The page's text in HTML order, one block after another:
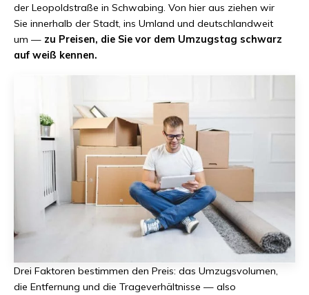
der Leopoldstraße in Schwabing. Von hier aus ziehen wir
Sie innerhalb der Stadt, ins Umland und deutschlandweit
um — zu Preisen, die Sie vor dem Umzugstag schwarz
auf weiß kennen.
Drei Faktoren bestimmen den Preis: das Umzugsvolumen,
die Entfernung und die Trageverhältnisse — also